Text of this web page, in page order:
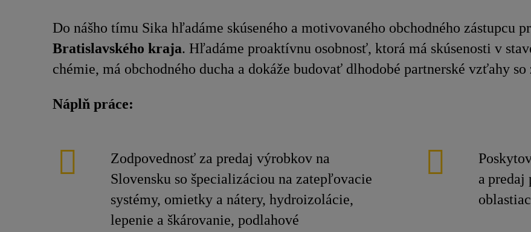
Do nášho tímu Sika hľadáme skúseného a motivovaného obchodného zástupcu
Bratislavského kraja. Hľadáme proaktívnu osobnosť, ktorá má skúsenosti v
chémie, má obchodného ducha a dokáže budovať dlhodobé partnerské vzťahy
Náplň práce:
Zodpovednosť za predaj výrobkov na
Slovensku so špecializáciou na zatepľovacie
systémy, omietky a nátery, hydroizolácie,
lepenie a škárovanie, podlahové
a predaj